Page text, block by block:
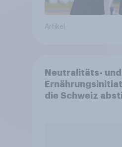
Artikel
Neutralitäts- und
die Schweiz